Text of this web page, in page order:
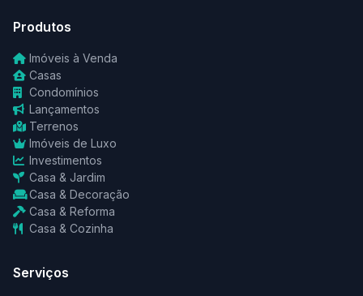
Produtos
Imóveis à Venda
Casas
Condomínios
Lançamentos
Terrenos
Imóveis de Luxo
Investimentos
Casa & Jardim
Casa & Decoração
Casa & Reforma
Casa & Cozinha
Serviços